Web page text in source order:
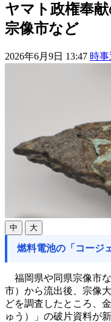
ヤマト政権奉
宗像市など
2026年6月9日 13:47 時
中 大
燃料電池の「コージ
福岡県や同県宗像市
市）から流出後、宗像
どを調査したところ、
ゅう）」の破片資料が